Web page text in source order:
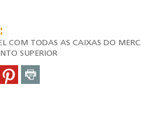
COM TODAS AS CAIXAS DO
SUPERIOR